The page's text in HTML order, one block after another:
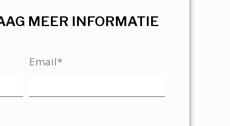
MEER INFORMATIE
Email*